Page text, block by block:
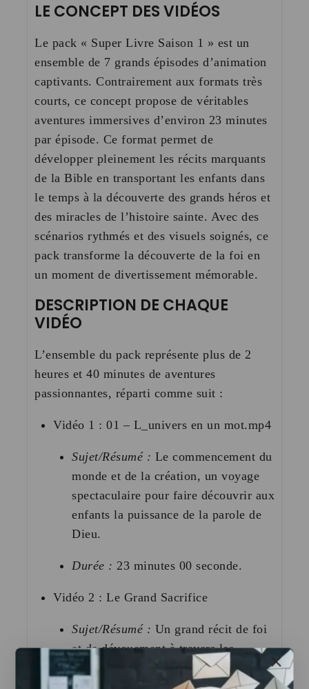
LE CONCEPT DES VIDÉOS
Le pack « Super Livre Saison 1 » est un
ensemble de 7 grands épisodes d’animation
captivants. Contrairement aux formats très
courts, ce concept propose de véritables
aventures immersives d’environ 23 minutes
par épisode. Ce format permet de
développer pleinement les récits marquants
de la Bible en transportant les enfants dans
le temps à la découverte des grands héros et
des miracles de l’histoire sainte. Avec des
scénarios rythmés et des visuels soignés, ce
pack transforme la découverte de la foi en
un moment de divertissement mémorable.
DESCRIPTION DE CHAQUE
VIDÉO
L’ensemble du pack représente plus de 2
heures et 40 minutes de aventures
passionnantes, réparti comme suit :
Vidéo 1 : 01 – L_univers en un mot.mp4
Sujet/Résumé : Le commencement du
monde et de la création, un voyage
spectaculaire pour faire découvrir aux
enfants la puissance de la parole de
Dieu.
Durée : 23 minutes 00 seconde.
Vidéo 2 : Le Grand Sacrifice
Sujet/Résumé : Un grand récit de foi
et de dévouement à travers les
histoires marquantes de l’Ancien